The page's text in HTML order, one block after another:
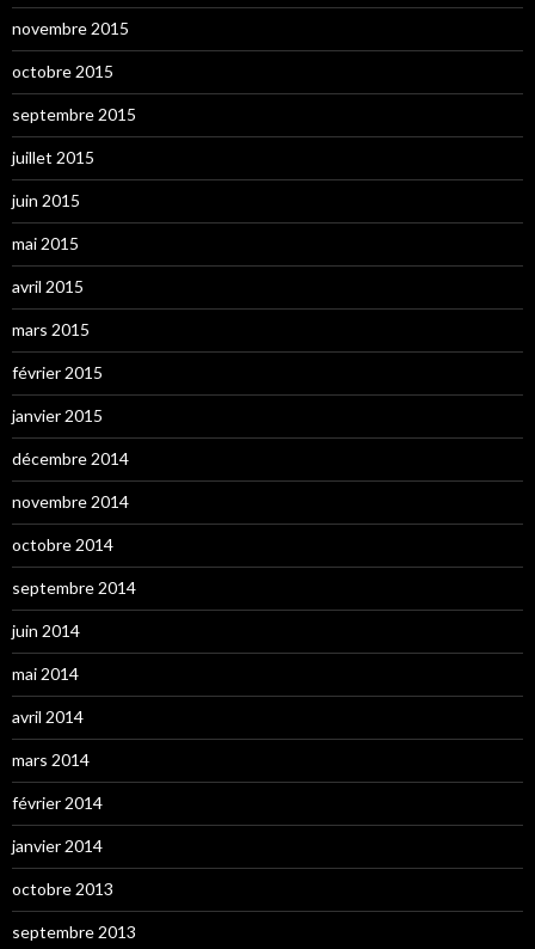
novembre 2015
octobre 2015
septembre 2015
juillet 2015
juin 2015
mai 2015
avril 2015
mars 2015
février 2015
janvier 2015
décembre 2014
novembre 2014
octobre 2014
septembre 2014
juin 2014
mai 2014
avril 2014
mars 2014
février 2014
janvier 2014
octobre 2013
septembre 2013